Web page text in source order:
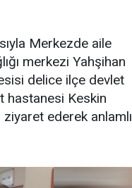
Merkezde aile
merkezi Yahşihan
delice ilçe devlet
hastanesi Keskin
ziyaret ederek anlamlı